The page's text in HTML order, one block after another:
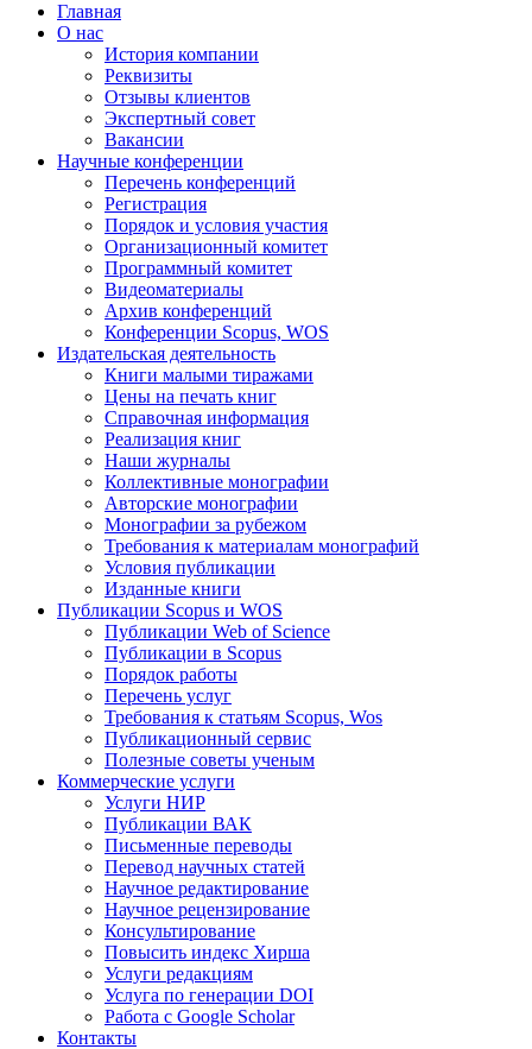
Главная
О нас
История компании
Реквизиты
Отзывы клиентов
Экспертный совет
Вакансии
Научные конференции
Перечень конференций
Регистрация
Порядок и условия участия
Организационный комитет
Программный комитет
Видеоматериалы
Архив конференций
Конференции Scopus, WOS
Издательская деятельность
Книги малыми тиражами
Цены на печать книг
Справочная информация
Реализация книг
Наши журналы
Коллективные монографии
Авторские монографии
Монографии за рубежом
Требования к материалам монографий
Условия публикации
Изданные книги
Публикации Scopus и WOS
Публикации Web of Science
Публикации в Scopus
Порядок работы
Перечень услуг
Требования к статьям Scopus, Wos
Публикационный сервис
Полезные советы ученым
Коммерческие услуги
Услуги НИР
Публикации ВАК
Письменные переводы
Перевод научных статей
Научное редактирование
Научное рецензирование
Консультирование
Повысить индекс Хирша
Услуги редакциям
Услуга по генерации DOI
Работа с Google Scholar
Контакты